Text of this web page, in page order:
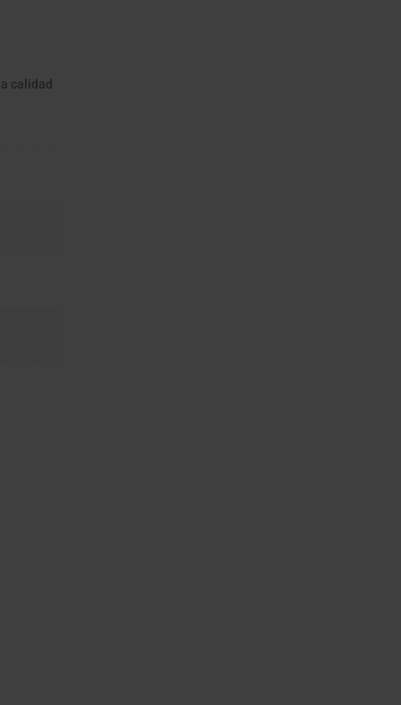
calidad